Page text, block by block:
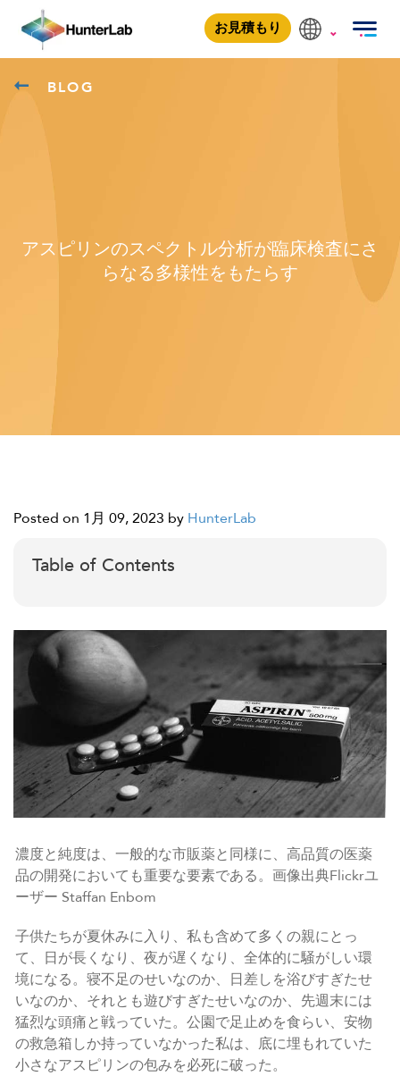
お見積もり
BLOG
アスピリンのスペクトル分析が臨床検査にさ
らなる多様性をもたらす
Posted on 1月 09, 2023 by HunterLab
Table of Contents
濃度と純度は、一般的な市販薬と同様に、高品質の医薬
品の開発においても重要な要素である。画像出典Flickrユ
ーザー Staffan Enbom
子供たちが夏休みに入り、私も含めて多くの親にとっ
て、日が長くなり、夜が遅くなり、全体的に騒がしい環
境になる。寝不足のせいなのか、日差しを浴びすぎたせ
いなのか、それとも遊びすぎたせいなのか、先週末には
猛烈な頭痛と戦っていた。公園で足止めを食らい、安物
の救急箱しか持っていなかった私は、底に埋もれていた
小さなアスピリンの包みを必死に破った。